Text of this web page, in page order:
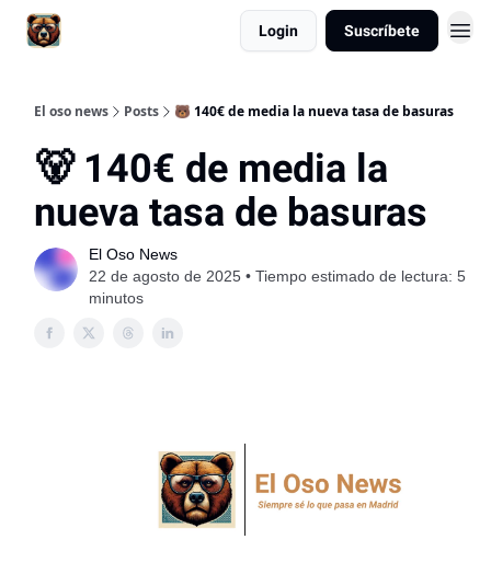
Login Suscríbete
El oso news Posts 🐻 140€ de media la nueva tasa de basuras
🐻 140€ de media la
nueva tasa de basuras
El Oso News
22 de agosto de 2025 • Tiempo estimado de lectura: 5
minutos